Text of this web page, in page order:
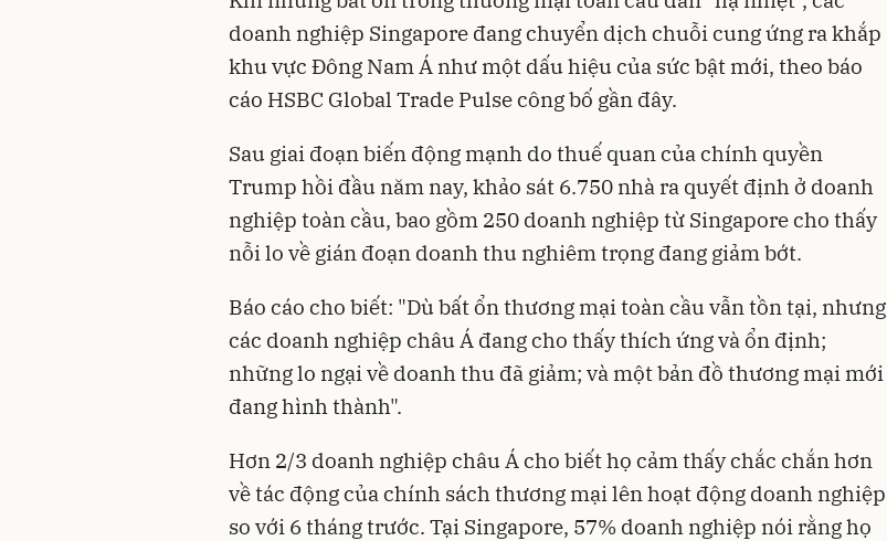
doanh nghiệp Singapore đang chuyển dịch chuỗi cung ứng ra khắp
khu vực Đông Nam Á như một dấu hiệu của sức bật mới, theo báo
cáo HSBC Global Trade Pulse công bố gần đây.
Sau giai đoạn biến động mạnh do thuế quan của chính quyền
Trump hồi đầu năm nay, khảo sát 6.750 nhà ra quyết định ở doanh
nghiệp toàn cầu, bao gồm 250 doanh nghiệp từ Singapore cho thấy
nỗi lo về gián đoạn doanh thu nghiêm trọng đang giảm bớt.
Báo cáo cho biết: "Dù bất ổn thương mại toàn cầu vẫn tồn tại, nhưng
các doanh nghiệp châu Á đang cho thấy thích ứng và ổn định;
những lo ngại về doanh thu đã giảm; và một bản đồ thương mại mới
đang hình thành".
Hơn 2/3 doanh nghiệp châu Á cho biết họ cảm thấy chắc chắn hơn
về tác động của chính sách thương mại lên hoạt động doanh nghiệp
so với 6 tháng trước. Tại Singapore, 57% doanh nghiệp nói rằng họ